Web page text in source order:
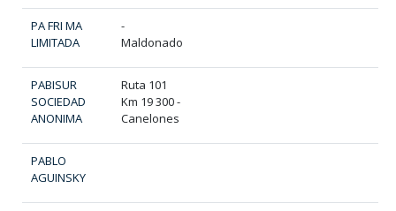
PA FRI MA
LIMITADA
-
Maldonado
PABISUR
SOCIEDAD
ANONIMA
Ruta 101
Km 19 300 -
Canelones
PABLO
AGUINSKY